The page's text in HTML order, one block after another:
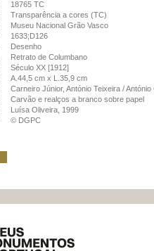
18765 TC
Transparência a cores (TC)
Museu Nacional Grão Vasco
1633;D126
Desenho
Retrato de Columbano
Século XX [1912]
A.44,5 cm x L.35,9 cm
Carneiro Júnior, António Teixeira / António
Carvão e realços a branco sobre papel
Luísa Oliveira, 1999
© DGPC